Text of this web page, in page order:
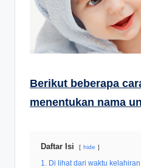
Berikut beberapa
menentukan nama
Daftar Isi hide
1. Di lihat dari waktu kelahiran